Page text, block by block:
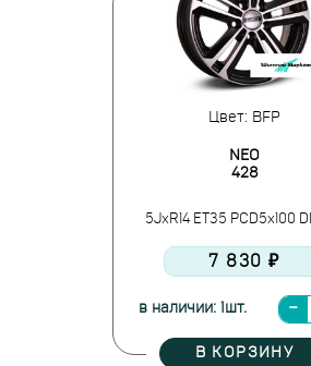
Цвет: BFP
NEO
428
5JxR14 ET35 PCD5x100
7 830 ₽
в наличии: 1шт.
В КОРЗИНУ